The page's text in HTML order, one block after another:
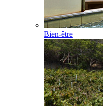
Bien-être